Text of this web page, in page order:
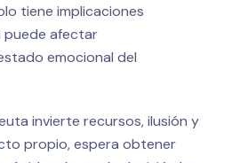
tiene implicaciones
puede afectar
emocional del
invierte recursos, ilusión y
propio, espera obtener